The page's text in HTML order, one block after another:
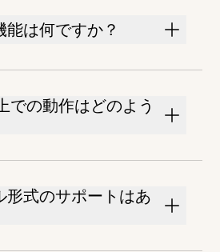
能は何ですか？
の動作はどのよう
形式のサポートはあ